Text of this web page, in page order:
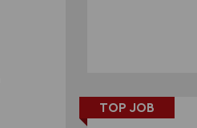
TOP JOB